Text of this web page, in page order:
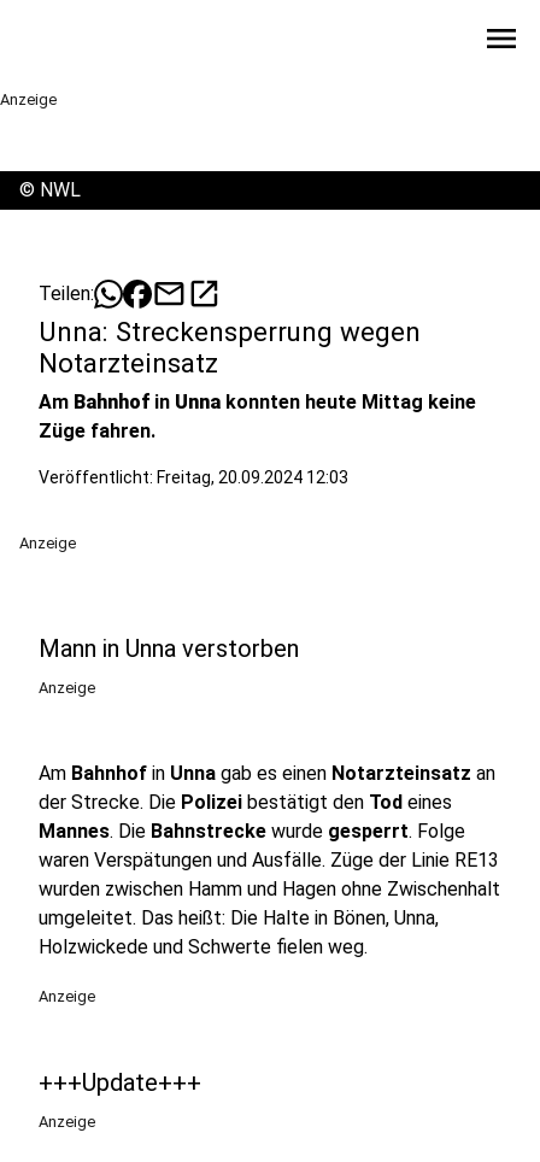
menu
Anzeige
© NWL
Teilen: mailopen_in_new
Unna: Streckensperrung wegen
Notarzteinsatz
Am Bahnhof in Unna konnten heute Mittag keine
Züge fahren.
Veröffentlicht: Freitag, 20.09.2024 12:03
Anzeige
Mann in Unna verstorben
Anzeige
Am Bahnhof in Unna gab es einen Notarzteinsatz an
der Strecke. Die Polizei bestätigt den Tod eines
Mannes. Die Bahnstrecke wurde gesperrt. Folge
waren Verspätungen und Ausfälle. Züge der Linie RE13
wurden zwischen Hamm und Hagen ohne Zwischenhalt
umgeleitet. Das heißt: Die Halte in Bönen, Unna,
Holzwickede und Schwerte fielen weg.
Anzeige
+++Update+++
Anzeige